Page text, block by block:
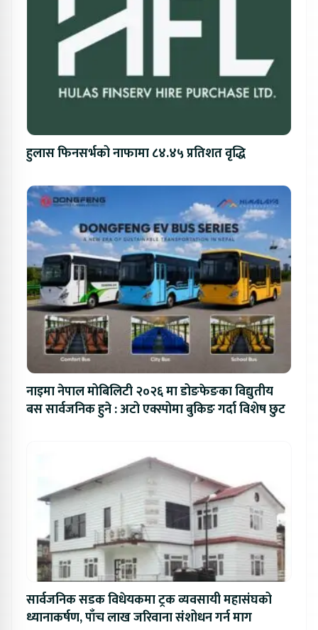
हुलास फिनसर्भको नाफामा ८४.४५ प्रतिशत वृद्धि
नाइमा नेपाल मोबिलिटी २०२६ मा डोङफेङका विद्युतीय
बस सार्वजनिक हुने : अटो एक्स्पोमा बुकिङ गर्दा विशेष छुट
सार्वजनिक सडक विधेयकमा ट्रक व्यवसायी महासंघको
ध्यानाकर्षण, पाँच लाख जरिवाना संशोधन गर्न माग